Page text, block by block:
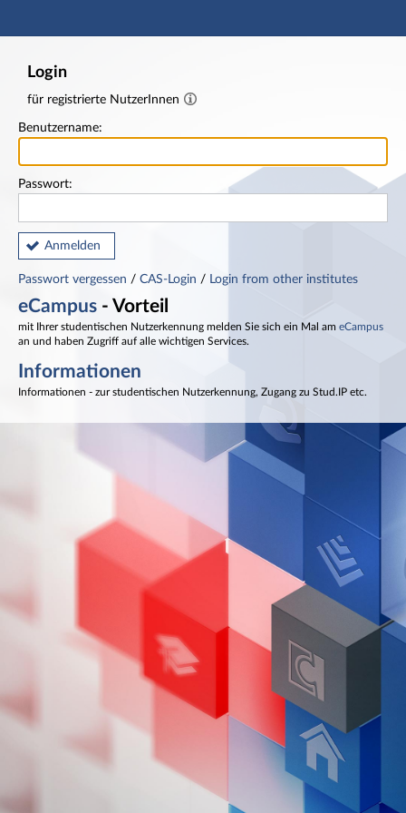
Hauptnavigation
Login
für registrierte NutzerInnen
Benutzername:
Passwort:
Anmelden
Passwort vergessen / CAS-Login / Login from other institutes
eCampus - Vorteil
mit Ihrer studentischen Nutzerkennung melden Sie sich ein Mal am eCampus
an und haben Zugriff auf alle wichtigen Services.
Informationen
Informationen - zur studentischen Nutzerkennung, Zugang zu Stud.IP etc.